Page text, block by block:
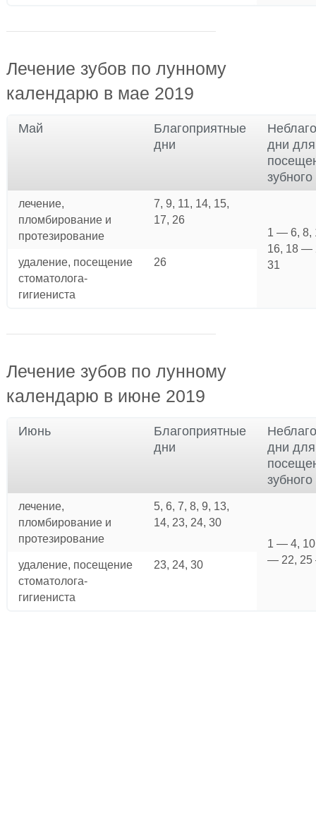
Лечение зубов по лунному
календарю в мае 2019
Май
Благоприятные
дни
дни для
лечение,
пломбирование и
протезирование
7, 9, 11, 14, 15,
17, 26
1 — 6, 8,
16, 18 —
31
удаление, посещение
стоматолога-
гигиениста
26
Лечение зубов по лунному
календарю в июне 2019
Июнь
Благоприятные
дни
дни для
лечение,
пломбирование и
протезирование
5, 6, 7, 8, 9, 13,
14, 23, 24, 30
1 — 4,
— 22, 25
удаление, посещение
стоматолога-
гигиениста
23, 24, 30